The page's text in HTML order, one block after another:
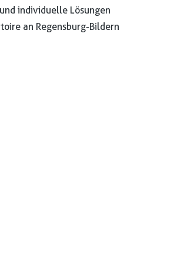
individuelle Lösungen
an Regensburg-Bildern